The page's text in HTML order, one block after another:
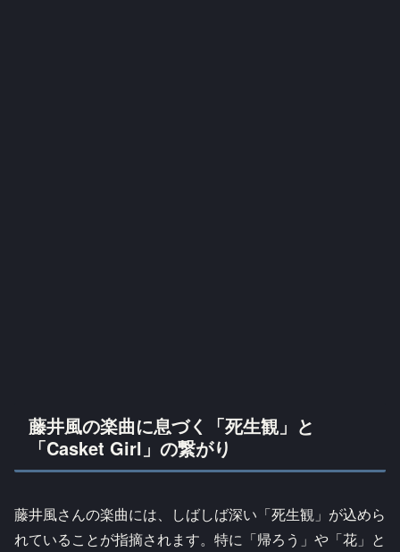
藤井風の楽曲に息づく「死生観」と
「Casket Girl」の繋がり
藤井風さんの楽曲には、しばしば深い「死生観」が込めら
れていることが指摘されます。特に「帰ろう」や「花」と